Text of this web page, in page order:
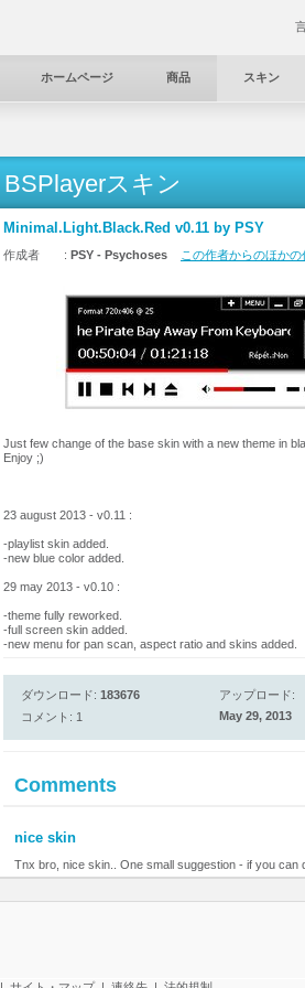
ホームページ 商品 スキン
BSPlayerスキン
Minimal.Light.Black.Red v0.11 by PSY
作成者 : PSY - Psychoses この作者からのほか
Just few change of the base skin with a new theme in
Enjoy ;)
23 august 2013 - v0.11 :
-playlist skin added.
-new blue color added.
29 may 2013 - v0.10 :
-theme fully reworked.
-full screen skin added.
-new menu for pan scan, aspect ratio and skins added.
ダウンロード: 183676
コメント: 1
アップロード:
May 29, 2013
Comments
nice skin
Tnx bro, nice skin.. One small suggestion - if you